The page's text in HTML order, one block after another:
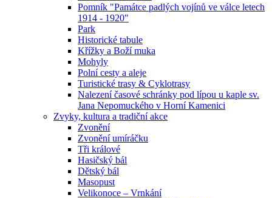
Pomník "Památce padlých vojínů ve válce letech
1914 - 1920"
Park
Historické tabule
Křížky a Boží muka
Mohyly
Polní cesty a aleje
Turistické trasy & Cyklotrasy
Nalezení časové schránky pod lípou u kaple sv.
Jana Nepomuckého v Horní Kamenici
Zvyky, kultura a tradiční akce
Zvonění
Zvonění umíráčku
Tři králové
Hasičský bál
Dětský bál
Masopust
Velikonoce – Vrnkání